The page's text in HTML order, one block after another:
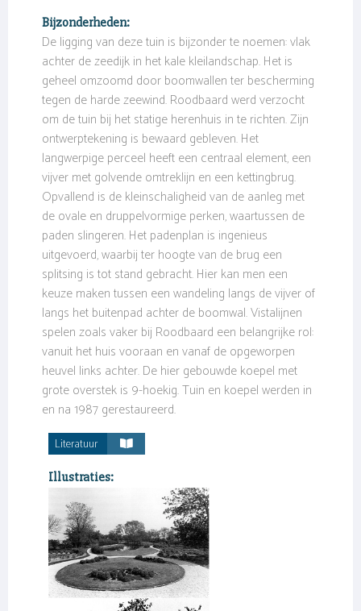
Bijzonderheden:
De ligging van deze tuin is bijzonder te noemen: vlak
achter de zeedijk in het kale kleilandschap. Het is
geheel omzoomd door boomwallen ter bescherming
tegen de harde zeewind. Roodbaard werd verzocht
om de tuin bij het statige herenhuis in te richten. Zijn
ontwerptekening is bewaard gebleven. Het
langwerpige perceel heeft een centraal element, een
vijver met golvende omtreklijn en een kettingbrug.
Opvallend is de kleinschaligheid van de aanleg met
de ovale en druppelvormige perken, waartussen de
paden slingeren. Het padenplan is ingenieus
uitgevoerd, waarbij ter hoogte van de brug een
splitsing is tot stand gebracht. Hier kan men een
keuze maken tussen een wandeling langs de vijver of
langs het buitenpad achter de boomwal. Vistalijnen
spelen zoals vaker bij Roodbaard een belangrijke rol:
vanuit het huis vooraan en vanaf de opgeworpen
heuvel links achter. De hier gebouwde koepel met
grote overstek is 9-hoekig. Tuin en koepel werden in
en na 1987 gerestaureerd.
Literatuur
Illustraties: